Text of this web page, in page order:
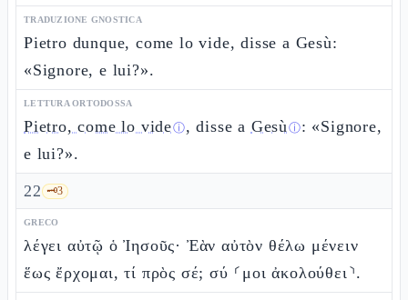
TRADUZIONE GNOSTICA
Pietro dunque, come lo vide, disse a Gesù:
«Signore, e lui?».
LETTURA ORTODOSSA
Pietro, come lo videⓘ, disse a Gesùⓘ: «Signore,
e lui?».
22 🗝️3
GRECO
λέγει αὐτῷ ὁ Ἰησοῦς· Ἐὰν αὐτὸν θέλω μένειν
ἕως ἔρχομαι, τί πρὸς σέ; σύ ⸂μοι ἀκολούθει⸃.